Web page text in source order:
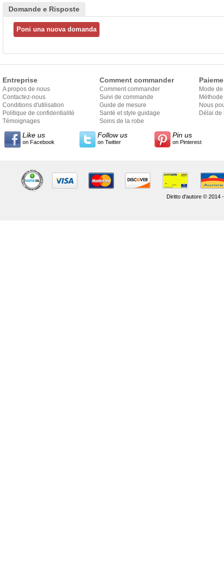
Domande e Risposte
Entreprise
A propos de nous
Contactez-nous
Conditions d'utilisation
Politique de confidentialité
Témoignages
Comment commander
Comment commander
Suivi de commande
Guide de mesure
Santé et style guidage
Soins de la robe
Mode
Nous
Délai de
Like us
on Facebook
Follow us
on Twitter
Pin us
on Pinterest
Diritto d'autore © 2014